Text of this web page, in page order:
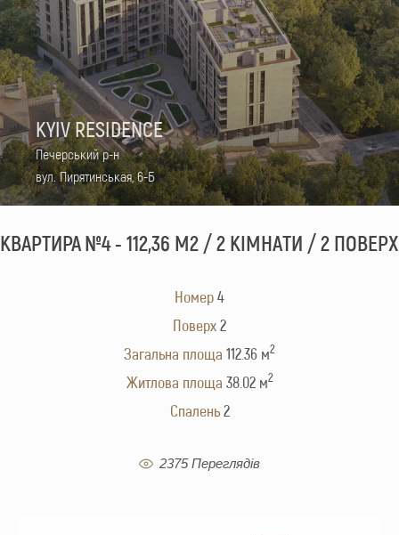
KYIV RESIDENCE
Печерський р-н
вул. Пирятинськая, 6-Б
КВАРТИРА №4 - 112,36 М2 / 2 КІМНАТИ / 2 ПОВЕРХ
Номер4
Поверх2
Загальна площа 112.36 м2
Житлова площа 38.02 м2
Cпалень 2
2375 Переглядів